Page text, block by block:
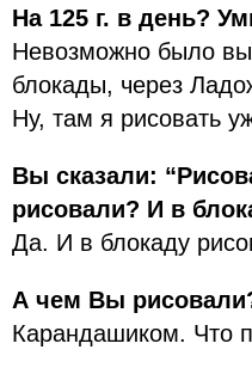
На 125 г. в день?
Невозможно было
блокады, через
Ну, там я рисовать
Вы сказали:
рисовали? И в
Да. И в блокаду
А чем Вы
Карандашиком. Что